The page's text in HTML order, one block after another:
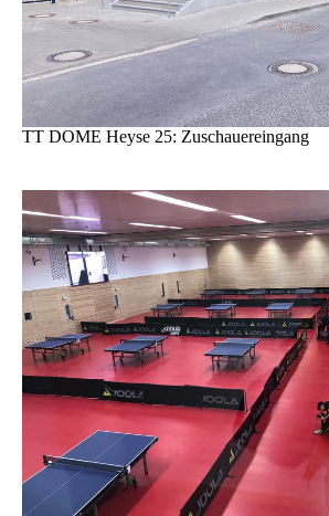
TT DOME Heyse 25: Zuschauereingang